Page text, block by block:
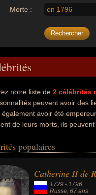
Morte : en 1796
notre liste de 2 célébrités
peuvent avoir des
également avoir été
de leurs morts, ils
populaires
Catherine II de
1729 - 1796
Russe, 67 ans